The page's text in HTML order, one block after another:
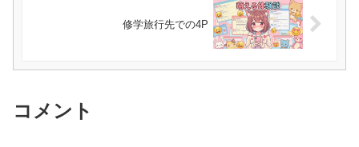
修学旅行先での4P
コメント